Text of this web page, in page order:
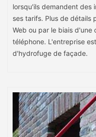
lorsqu'ils demandent des
ses tarifs. Plus de détails
Web ou par le biais d'une
téléphone. L'entreprise
d'hydrofuge de façade.